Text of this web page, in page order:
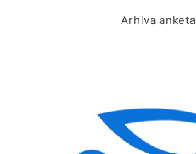
Arhiva anketa